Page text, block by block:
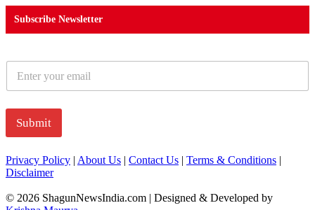
Subscribe Newsletter
a
i
*
Submit
Privacy Policy | About Us | Contact Us | Terms & Conditions |
Disclaimer
© 2026 ShagunNewsIndia.com | Designed & Developed by